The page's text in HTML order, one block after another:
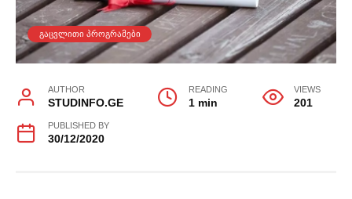
ᲒᲐᲪᲕᲚᲘᲗᲘ ᲞᲠᲝᲒᲠᲐᲛᲔᲑᲘ
AUTHOR
STUDINFO.GE
READING
1 min
VIEWS
201
PUBLISHED BY
30/12/2020